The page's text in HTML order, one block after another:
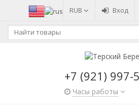
RUB Вход
+7 (921) 997-
Часы работы